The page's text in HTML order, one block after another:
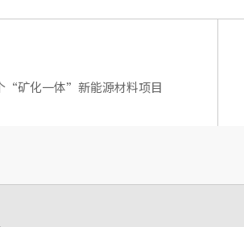
“矿化一体”新能源材料项目